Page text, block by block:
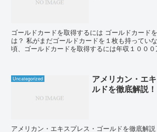
ゴールドカードを取得するには ゴールドカード
は？ 私がまだゴールドカードを１枚も持ってい
頃、ゴールドカードを取得するには年収１００
Uncategorized
アメリカン・エ
ルドを徹底解説！
アメリカン・エキスプレス・ゴールドを徹底解